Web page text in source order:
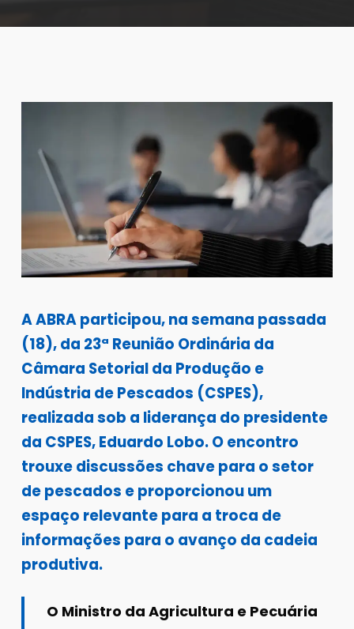
A ABRA participou, na semana passada
(18), da 23ª Reunião Ordinária da
Câmara Setorial da Produção e
Indústria de Pescados (CSPES),
realizada sob a liderança do presidente
da CSPES, Eduardo Lobo. O encontro
trouxe discussões chave para o setor
de pescados e proporcionou um
espaço relevante para a troca de
informações para o avanço da cadeia
produtiva.
O Ministro da Agricultura e Pecuária